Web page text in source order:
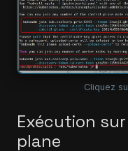
Cliquez
Exécution
plane